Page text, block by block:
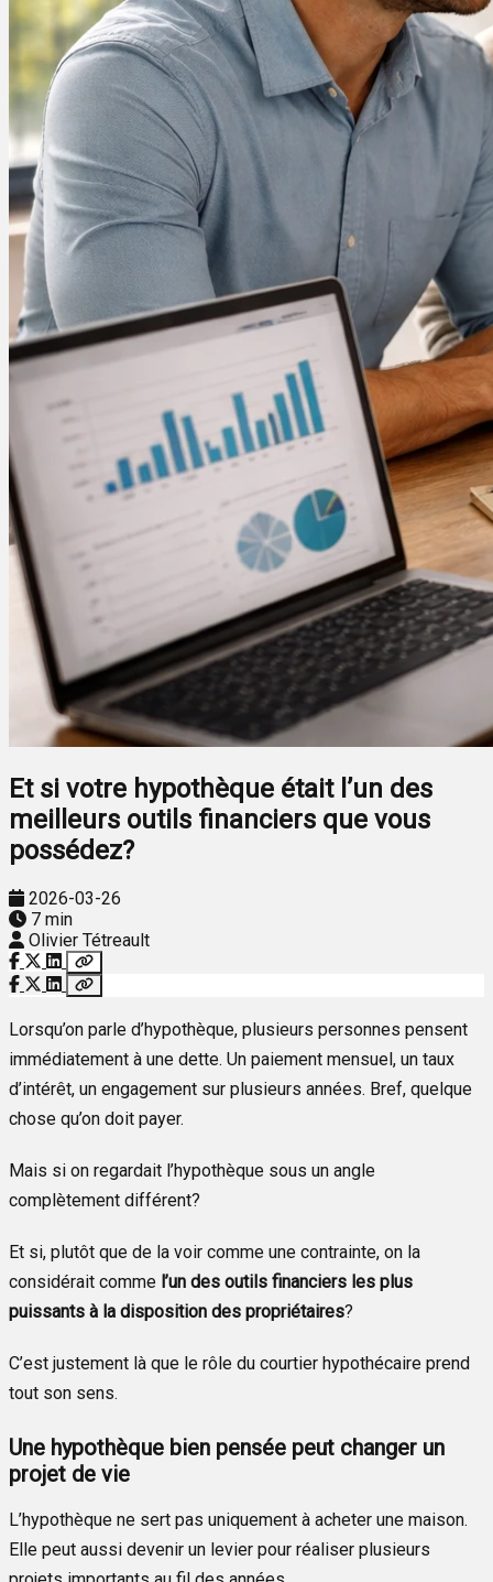
Et si votre hypothèque était l’un des
meilleurs outils financiers que vous
possédez?
2026-03-26
7 min
Olivier Tétreault
Lorsqu’on parle d’hypothèque, plusieurs personnes pensent
immédiatement à une dette. Un paiement mensuel, un taux
d’intérêt, un engagement sur plusieurs années. Bref, quelque
chose qu’on doit payer.
Mais si on regardait l’hypothèque sous un angle
complètement différent?
Et si, plutôt que de la voir comme une contrainte, on la
considérait comme l’un des outils financiers les plus
puissants à la disposition des propriétaires?
C’est justement là que le rôle du courtier hypothécaire prend
tout son sens.
Une hypothèque bien pensée peut changer un
projet de vie
L’hypothèque ne sert pas uniquement à acheter une maison.
Elle peut aussi devenir un levier pour réaliser plusieurs